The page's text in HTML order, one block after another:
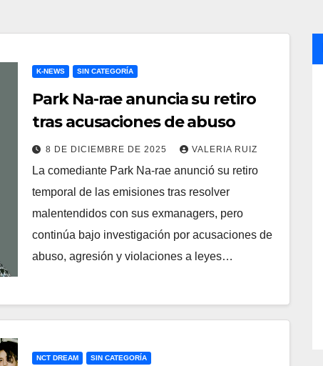
K-NEWS SIN CATEGORÍA
Park Na-rae anuncia su retiro
tras acusaciones de abuso
8 DE DICIEMBRE DE 2025 VALERIA RUIZ
La comediante Park Na-rae anunció su retiro
temporal de las emisiones tras resolver
malentendidos con sus exmanagers, pero
continúa bajo investigación por acusaciones de
abuso, agresión y violaciones a leyes…
NCT DREAM SIN CATEGORÍA